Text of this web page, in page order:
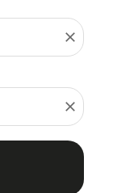
close
close